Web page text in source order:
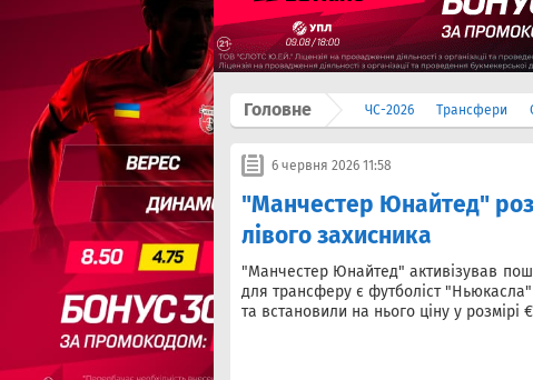
Головне ЧС-2026 Трансфери
6 червня 2026 11:58
"Манчестер Юнайтед"
лівого захисника
"Манчестер Юнайтед" активізував
для трансферу є футболіст "Ньюкасла"
та встановили на нього ціну у розмірі